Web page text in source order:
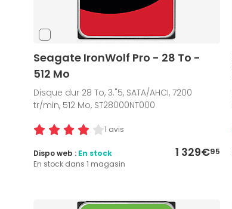
Seagate IronWolf Pro - 28 To -
512 Mo
Disque dur 28 To, 3."5, SATA/AHCI, 7200
tr/min, 512 Mo, ST28000NT000
1 avis
1 329€95
Dispo web : En stock
En stock dans 1 magasin